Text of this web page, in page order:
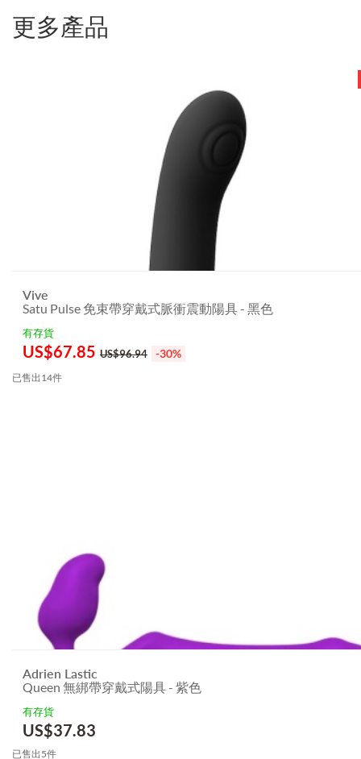
更多產品
Vive
Satu Pulse 免束帶穿戴式脈衝震動陽具 - 黑色
有存貨
US$67.85 US$96.94 -30%
已售出14件
Adrien Lastic
Queen 無綁帶穿戴式陽具 - 紫色
有存貨
US$37.83
已售出5件